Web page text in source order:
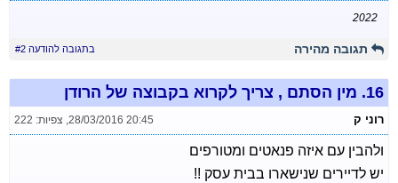
2022
תגובה מהירה בתגובה להודעה #2
16. מין הסתם , צריך לקרוא בקבוצה של הרודן
רוני ק 28/03/2016 20:45
, צפיות: 222
ולהבין עם איזה פנאטים ומטורפים
יש לדיירים שנישארו בבית עסק !!